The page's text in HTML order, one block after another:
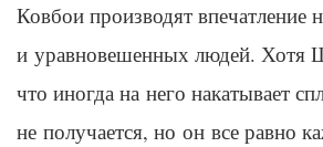
Ковбои производят
и уравновешенных людей. Хотя
что иногда на него накатывает
не получается, но он все равно